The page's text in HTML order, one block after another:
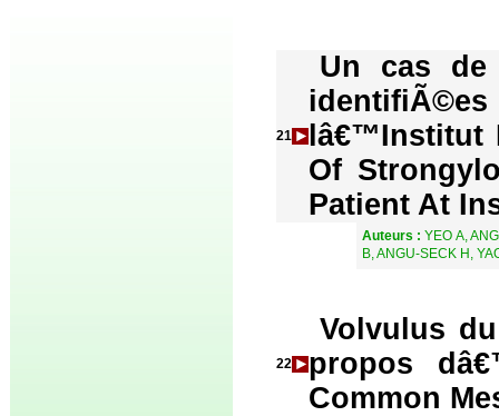
21
Un cas de
lâ€™Institut
Of
Patient At
Auteurs :YEO A,
B, ANGU-SECK H,
22
Volvulus
propos
Common